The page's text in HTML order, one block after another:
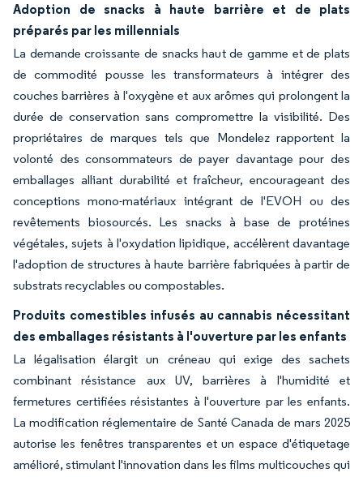
Adoption de snacks à haute barrière et de plats
préparés par les millennials
La demande croissante de snacks haut de gamme et de plats
de commodité pousse les transformateurs à intégrer des
couches barrières à l'oxygène et aux arômes qui prolongent la
durée de conservation sans compromettre la visibilité. Des
propriétaires de marques tels que Mondelez rapportent la
volonté des consommateurs de payer davantage pour des
emballages alliant durabilité et fraîcheur, encourageant des
conceptions mono-matériaux intégrant de l'EVOH ou des
revêtements biosourcés. Les snacks à base de protéines
végétales, sujets à l'oxydation lipidique, accélèrent davantage
l'adoption de structures à haute barrière fabriquées à partir de
substrats recyclables ou compostables.
Produits comestibles infusés au cannabis nécessitant
des emballages résistants à l'ouverture par les enfants
La légalisation élargit un créneau qui exige des sachets
combinant résistance aux UV, barrières à l'humidité et
fermetures certifiées résistantes à l'ouverture par les enfants.
La modification réglementaire de Santé Canada de mars 2025
autorise les fenêtres transparentes et un espace d'étiquetage
amélioré, stimulant l'innovation dans les films multicouches qui